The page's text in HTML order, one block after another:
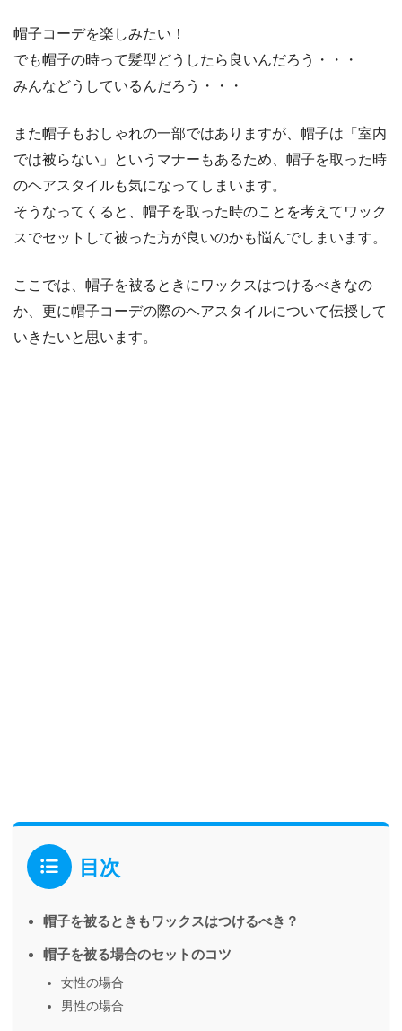
帽子コーデを楽しみたい！
でも帽子の時って髪型どうしたら良いんだろう・・・
みんなどうしているんだろう・・・
また帽子もおしゃれの一部ではありますが、帽子は「室内
では被らない」というマナーもあるため、帽子を取った時
のヘアスタイルも気になってしまいます。
そうなってくると、帽子を取った時のことを考えてワック
スでセットして被った方が良いのかも悩んでしまいます。
ここでは、帽子を被るときにワックスはつけるべきなの
か、更に帽子コーデの際のヘアスタイルについて伝授して
いきたいと思います。
目次
帽子を被るときもワックスはつけるべき？
帽子を被る場合のセットのコツ
女性の場合
男性の場合